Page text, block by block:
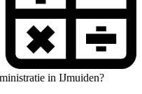
in IJmuiden?